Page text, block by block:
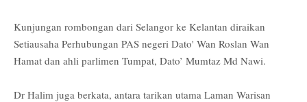
Kunjungan rombongan dari Selangor ke Kelantan diraikan
Setiausaha Perhubungan PAS negeri Dato' Wan Roslan Wan
Hamat dan ahli parlimen Tumpat, Dato’ Mumtaz Md Nawi.
Dr Halim juga berkata, antara tarikan utama Laman Warisan